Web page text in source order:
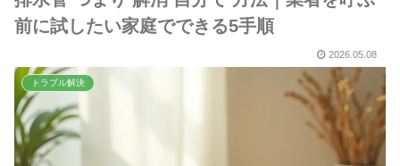
前に試したい家庭でできる5手順
2026.05.08
トラブル解決